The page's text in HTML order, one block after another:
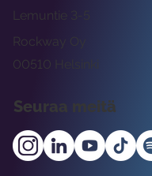
Rockway Oy
Lemuntie 3-5
00510 Helsinki
Seuraa meitä